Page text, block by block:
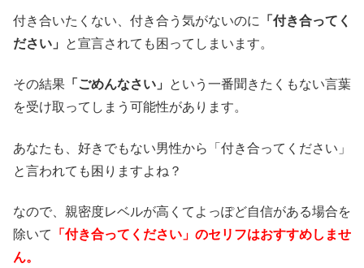
付き合いたくない、付き合う気がないのに
「付き合ってく
ださい」
と宣言されても困ってしまいます。
その結果 「ごめんなさい」
という一番聞きたくもない言葉
を受け取ってしまう可能性があります。
あなたも、好きでもない男性から「付き合ってください」
と言われても困りますよね？
なので、親密度レベルが高くてよっぽど自信がある場合を
除いて
「付き合ってください」のセリフはおすすめしませ
ん。